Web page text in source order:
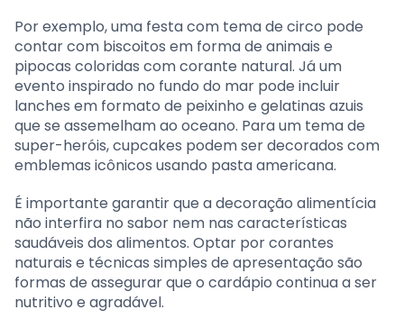
Por exemplo, uma festa com tema de circo pode
contar com biscoitos em forma de animais e
pipocas coloridas com corante natural. Já um
evento inspirado no fundo do mar pode incluir
lanches em formato de peixinho e gelatinas azuis
que se assemelham ao oceano. Para um tema de
super-heróis, cupcakes podem ser decorados com
emblemas icônicos usando pasta americana.
É importante garantir que a decoração alimentícia
não interfira no sabor nem nas características
saudáveis dos alimentos. Optar por corantes
naturais e técnicas simples de apresentação são
formas de assegurar que o cardápio continua a ser
nutritivo e agradável.